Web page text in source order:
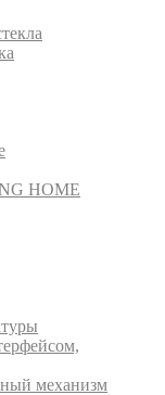
HOME
механизм